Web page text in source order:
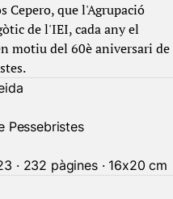
Cepero, que l'Agrupació
de l'IEI, cada any el
motiu del 60è aniversari de
Pessebristes
· 232 pàgines · 16x20 cm